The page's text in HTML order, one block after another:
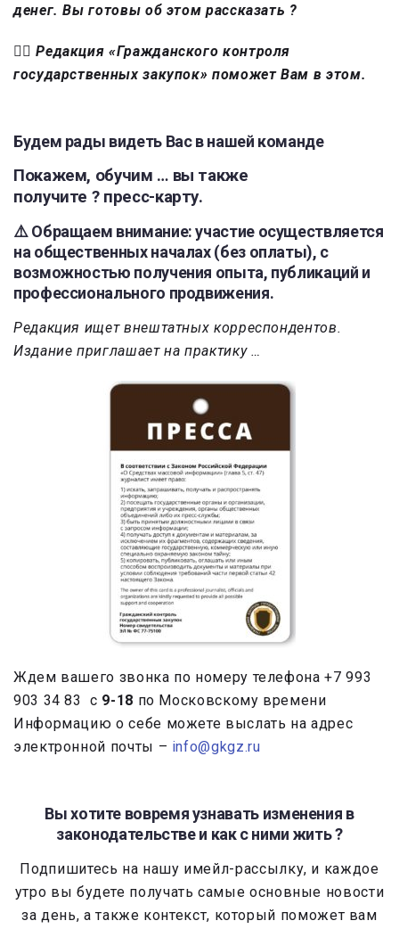
денег. Вы готовы об этом рассказать ?
👉🏻 Редакция «Гражданского контроля
государственных закупок» поможет Вам в этом.
Будем рады видеть Вас в нашей команде
Покажем, обучим … вы также
получите ? пресс-карту.
⚠️ Обращаем внимание: участие осуществляется
на общественных началах (без оплаты), с
возможностью получения опыта, публикаций и
профессионального продвижения.
Редакция ищет внештатных корреспондентов.
Издание приглашает на практику …
Ждем вашего звонка по номеру телефона+7 993
903 34 83
с 9-18 по Московскому времени
Информацию о себе можете выслать на адрес
электронной почты – info@gkgz.ru
Вы хотите вовремя узнавать изменения в
законодательстве и как с ними жить ?
Подпишитесь на нашу имейл-рассылку, и каждое
утро вы будете получать самые основные новости
за день, а также контекст, который поможет вам